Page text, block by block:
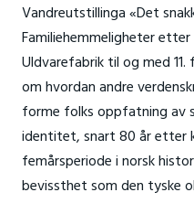
Vandreutstillinga «Det
Familiehemmeligheter etter
Uldvarefabrik til og med
om hvordan andre
forme folks oppfatning av
identitet, snart 80 år etter
femårsperiode i norsk
bevissthet som den tyske